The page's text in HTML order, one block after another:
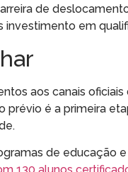
de
investimento em
aos canais
prévio é a primeira
de educação